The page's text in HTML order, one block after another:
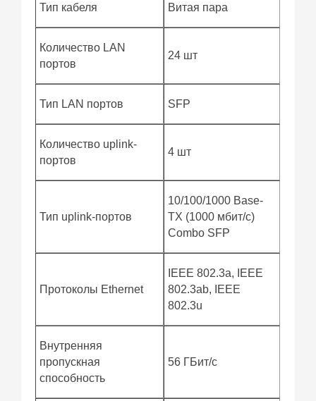
Тип кабеля Витая пара
Количество LAN
портов
24 шт
Тип LAN портов SFP
Количество uplink-
портов
4 шт
Тип uplink-портов
10/100/1000 Base-
TX (1000 мбит/с)
Combo SFP
Протоколы Ethernet
IEEE 802.3a, IEEE
802.3ab, IEEE
802.3u
Внутренняя
пропускная
способность
56 ГБит/с